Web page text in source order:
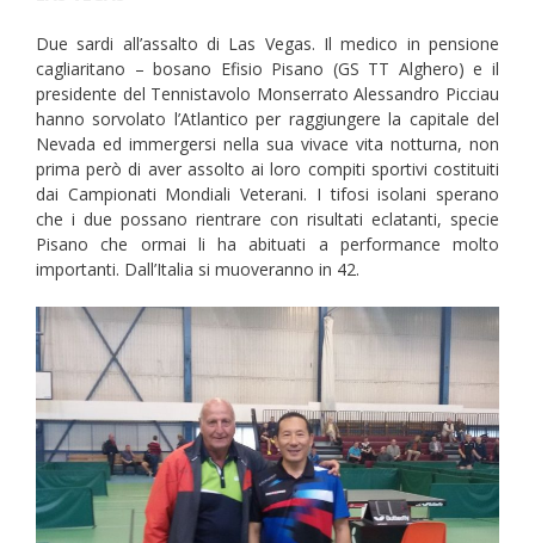
Due sardi all’assalto di Las Vegas. Il medico in pensione
cagliaritano – bosano Efisio Pisano (GS TT Alghero) e il
presidente del Tennistavolo Monserrato Alessandro Picciau
hanno sorvolato l’Atlantico per raggiungere la capitale del
Nevada ed immergersi nella sua vivace vita notturna, non
prima però di aver assolto ai loro compiti sportivi costituiti
dai Campionati Mondiali Veterani. I tifosi isolani sperano
che i due possano rientrare con risultati eclatanti, specie
Pisano che ormai li ha abituati a performance molto
importanti. Dall’Italia si muoveranno in 42.